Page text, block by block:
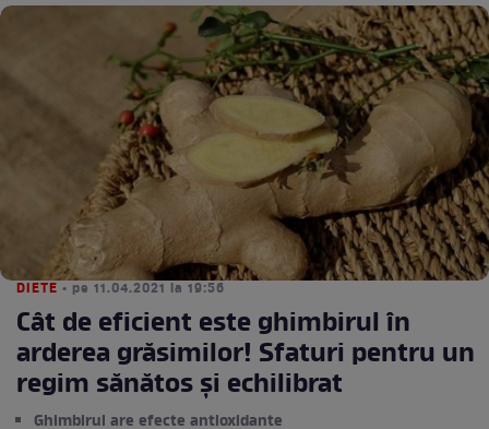
DIETE • pe 11.04.2021 la 19:56
Cât de eficient este ghimbirul în
arderea grăsimilor! Sfaturi pentru un
regim sănătos și echilibrat
Ghimbirul are efecte antioxidante